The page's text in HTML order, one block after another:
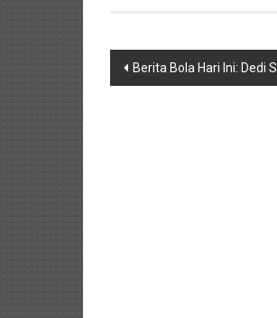
Navigasi
Berita Bola Hari Ini: Dedi